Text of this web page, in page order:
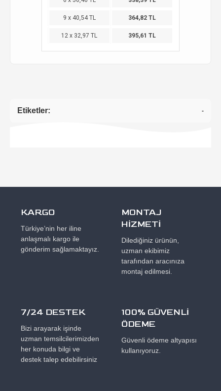
9 x 40,54 TL 364,82 TL
12 x 32,97 TL 395,61 TL
Etiketler: -
KARGO
Türkiye’nin her iline
anlaşmalı kargo ile
gönderim sağlamaktayız.
MONTAJ
HİZMETİ
Dilediğiniz ürünün,
uzman ekibimiz
tarafından aracınıza
montaj edilmesi.
7/24 DESTEK
Bizi arayarak işinde
uzman temsilcilerimizden
her konuda bilgi ve
destek talep edebilirsiniz
100% GÜVENLİ
ÖDEME
Güvenli ödeme altyapısı
kullanıyoruz.